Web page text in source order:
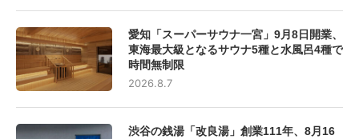
愛知「スーパーサウナ一宮」9月8日開業、
東海最大級となるサウナ5種と水風呂4種で
時間無制限
2026.8.7
渋谷の銭湯「改良湯」創業111年、8月16